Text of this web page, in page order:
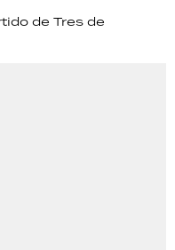
de Tres de